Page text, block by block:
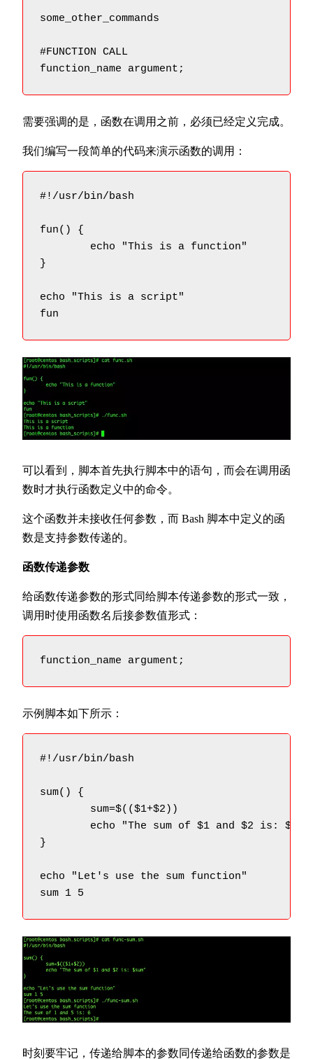
some_other_commands
#FUNCTION CALL
function_name argument;
需要强调的是，函数在调用之前，必须已经定义完成。
我们编写一段简单的代码来演示函数的调用：
#!/usr/bin/bash
fun() {
}
echo "This is a script"
fun
可以看到，脚本首先执行脚本中的语句，而会在调用函
数时才执行函数定义中的命令。
这个函数并未接收任何参数，而 Bash 脚本中定义的函
数是支持参数传递的。
函数传递参数
给函数传递参数的形式同给脚本传递参数的形式一致，
调用时使用函数名后接参数值形式：
function_name argument;
示例脚本如下所示：
#!/usr/bin/bash
sum() {
}
echo "Let's use the sum function"
sum 1 5
时刻要牢记，传递给脚本的参数同传递给函数的参数是